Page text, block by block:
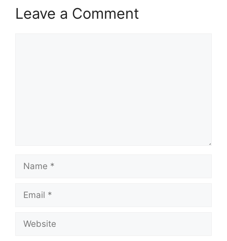
Leave a Comment